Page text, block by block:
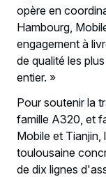
opère en
Hambourg,
engagement à
de qualité les
entier. »
Pour soutenir la
famille A320, et
Mobile et
toulousaine
de dix lignes